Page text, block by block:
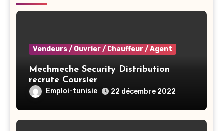
Vendeurs / Ouvrier / Chauffeur / Agent
Mechmeche Security Distribution
recrute Coursier
Emploi-tunisie 22 décembre 2022